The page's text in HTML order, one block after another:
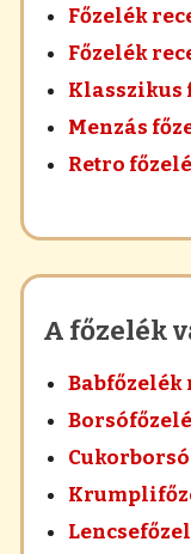
Főzelék
Főzelék
Klasszikus
Menzás
Retro
A főzelék
Babfőzelék